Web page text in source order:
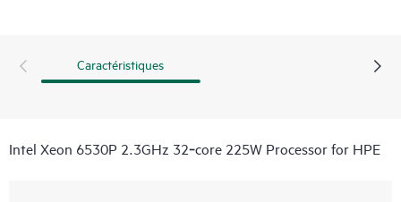
Caractéristiques
Intel Xeon 6530P 2.3GHz 32‑core 225W Processor for HPE